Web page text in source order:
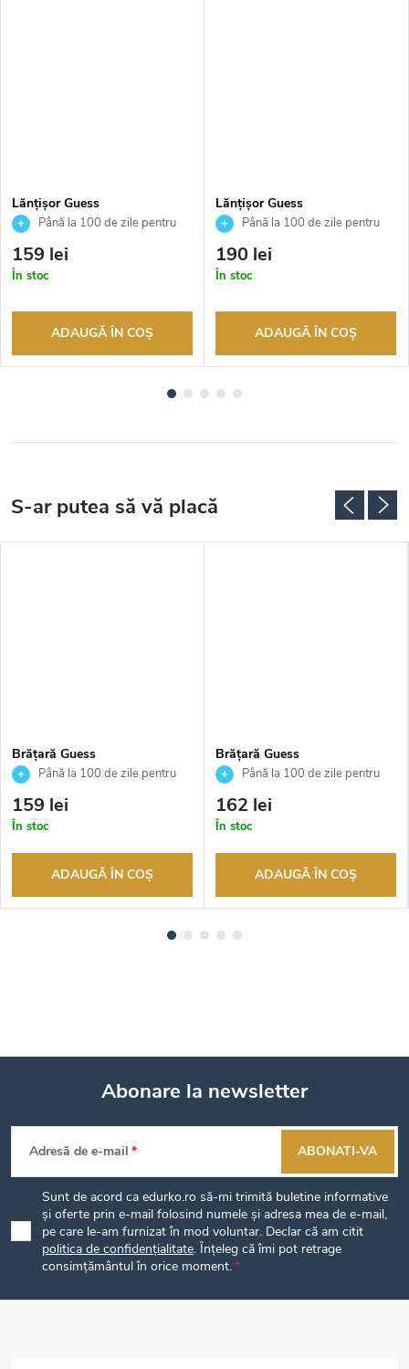
Lănțișor Guess
JUBN02245JWRHAQT
Până la 100 de zile pentru
returnarea bunurilor. Vânzător
autorizat
159 lei
În stoc
ADAUGĂ ÎN COŞ
Lănțișor Guess
JUBN04210JWRHT
Până la 100 de zile pentru
returnarea bunurilor. Vânzător
autorizat
190 lei
În stoc
ADAUGĂ ÎN COŞ
Brățară Guess
JUBB04082JWYGS
Până la 100 de zile pentru
returnarea bunurilor. Vânzător
autorizat
159 lei
În stoc
ADAUGĂ ÎN COŞ
Brățară Guess
JUBB05057JWYGS
Până la 100 de zile pentru
returnarea bunurilor. Vânzător
autorizat
162 lei
În stoc
ADAUGĂ ÎN COŞ
S
u
b
o
Abonare la newsletter
Adresă de e-mail
Sunt de acord ca edurko.ro să-mi trimită buletine informative
și oferte prin e-mail folosind numele și adresa mea de e-mail,
pe care le-am furnizat în mod voluntar. Declar că am citit
politica de confidențialitate. Înțeleg că îmi pot retrage
consimțământul în orice moment.
ABONATI-VA